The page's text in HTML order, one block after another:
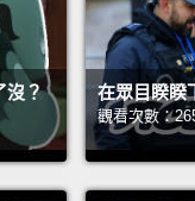
沒？ 在眾目睽睽
觀看次數：